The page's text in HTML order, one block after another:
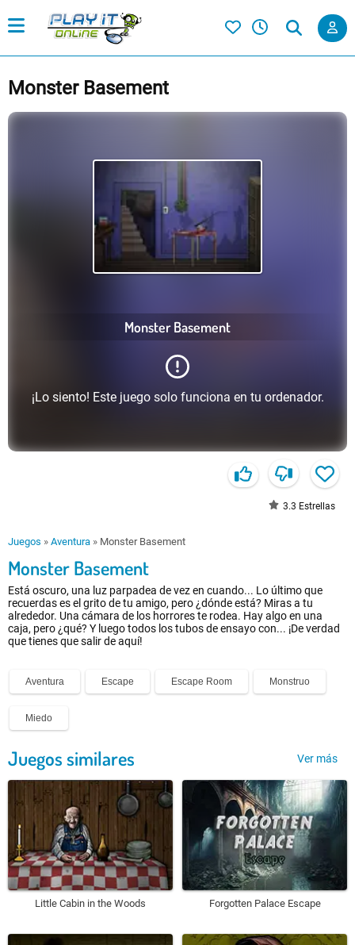
Monster Basement
Monster Basement
¡Lo siento! Este juego solo funciona en tu ordenador.
3.3 Estrellas
Juegos » Aventura » Monster Basement
Monster Basement
Está oscuro, una luz parpadea de vez en cuando... Lo último que
recuerdas es el grito de tu amigo, pero ¿dónde está? Miras a tu
alrededor. Una cámara de los horrores te rodea. Hay algo en una
caja, pero ¿qué? Y luego todos los tubos de ensayo con... ¡De verdad
que tienes que salir de aquí!
Aventura Escape Escape Room Monstruo
Miedo
Juegos similares Ver más
Little Cabin in the Woods Forgotten Palace Escape